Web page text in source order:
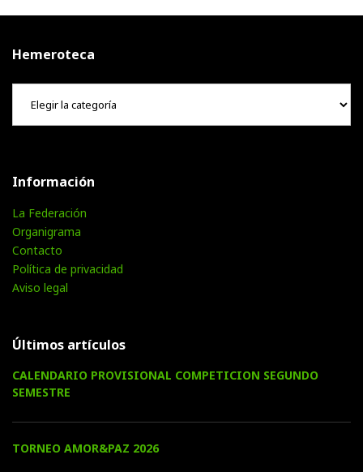
Hemeroteca
Hemeroteca
Información
La Federación
Organigrama
Contacto
Política de privacidad
Aviso legal
Últimos artículos
CALENDARIO PROVISIONAL COMPETICION SEGUNDO
SEMESTRE
TORNEO AMOR&PAZ 2026